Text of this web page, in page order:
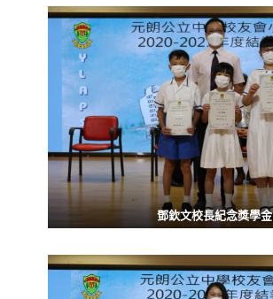
鄧欽文校長紀念獎學金